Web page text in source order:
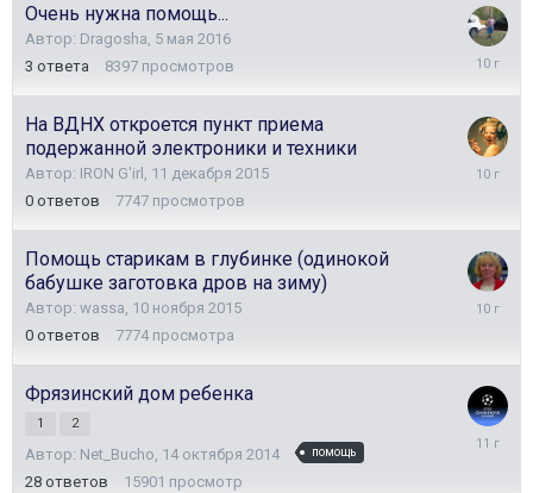
Очень нужна помощь...
Автор: Dragosha 5 мая 2016
3 ответа 8397 просмотров
На ВДНХ откроется пункт приема
подержанной электроники и техники
Автор: IRON G'irl
11 декабря 2015
0 ответов 7747 просмотров
11
Помощь старикам в глубинке (одинокой
бабушке заготовка дров на зиму)
Автор: wassa 10 ноября 2015
0 ответов 7774 просмотра
10
Фрязинский дом ребенка
1 2
Автор: Net_Bucho 14 октября 2014 помощь
28 ответов 15901 просмотр
14